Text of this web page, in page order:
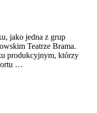
jako jedna z grup
Teatrze Brama.
produkcyjnym, którzy
…